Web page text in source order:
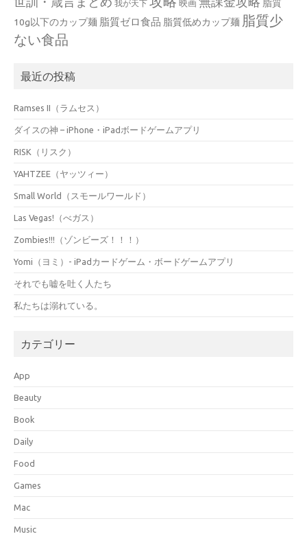
我が天下 映画
脂質
10g以下のカップ麺 脂質ゼロ食品 脂質低めカップ麺 脂質少
ない食品
最近の投稿
Ramses II（ラムセス）
ダイスの神 – iPhone・iPadボードゲームアプリ
RISK（リスク）
YAHTZEE（ヤッツィー）
Small World（スモールワールド）
Las Vegas!（べガス）
Zombies!!!（ゾンビーズ！！！）
Yomi（ヨミ）- iPadカードゲーム・ボードゲームアプリ
それでも嘘を吐く人たち
私たちは溺れている。
カテゴリー
App
Beauty
Book
Daily
Food
Games
Mac
Music